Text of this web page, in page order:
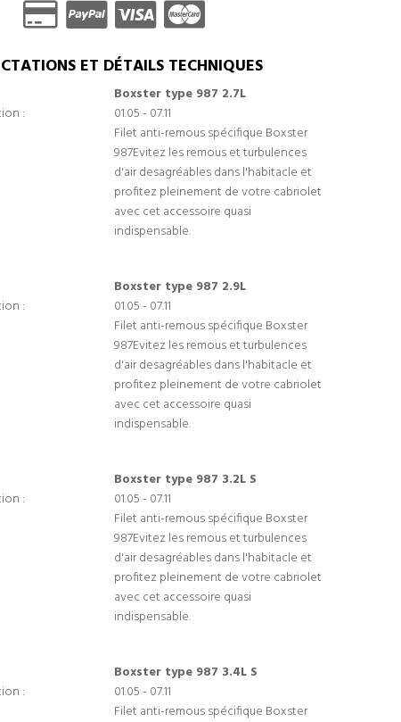
ET DÉTAILS TECHNIQUES
Boxster type 987 2.7L
:
01.05 - 07.11
Filet anti-remous spécifique Boxster
987Evitez les remous et turbulences
d'air desagréables dans l'habitacle et
profitez pleinement de votre cabriolet
avec cet accessoire quasi
indispensable.
Boxster type 987 2.9L
:
01.05 - 07.11
Filet anti-remous spécifique Boxster
987Evitez les remous et turbulences
d'air desagréables dans l'habitacle et
profitez pleinement de votre cabriolet
avec cet accessoire quasi
indispensable.
Boxster type 987 3.2L S
:
01.05 - 07.11
Filet anti-remous spécifique Boxster
987Evitez les remous et turbulences
d'air desagréables dans l'habitacle et
profitez pleinement de votre cabriolet
avec cet accessoire quasi
indispensable.
Boxster type 987 3.4L S
:
01.05 - 07.11
Filet anti-remous spécifique Boxster